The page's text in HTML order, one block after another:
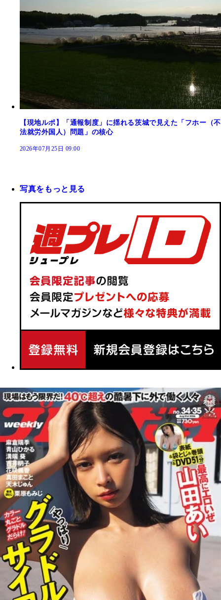
【現地ルポ】「通報制度」に揺れる茨城で見えた「フホー（不
法就労外国人）問題」の核心
2026年07月25日 09:00
写真をもっと見る